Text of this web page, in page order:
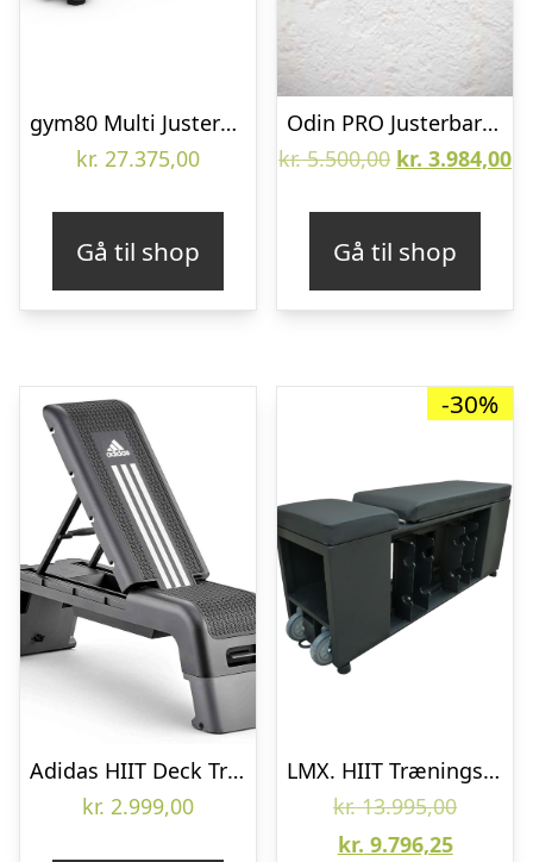
gym80 Multi Justerbar Træningsbænk Med Fodhviler
kr. 27.375,00
Gå til shop
Odin PRO Justerbar Skråbænk 800
kr.5.500,00 Den
kr. 5.500,00.
kr. 3.984,00
Gå til shop
Adidas HIIT Deck Træningsbænk og Stepbænk
kr. 2.999,00
-30%
LMX. HIIT Træningsbænk – Demo
kr.13.995,00Den
kr. 9.796,25Den